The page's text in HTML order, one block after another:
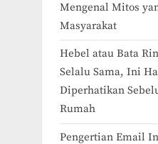
Mengenal Mitos
Masyarakat
Hebel atau Bata
Selalu Sama, Ini
Diperhatikan
Rumah
Pengertian Email